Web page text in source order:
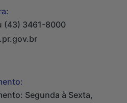
(43) 3461-8000
Segunda à Sexta,